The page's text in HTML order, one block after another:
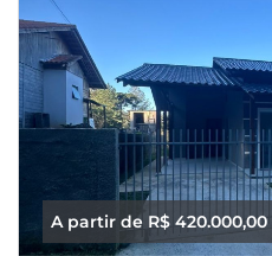
A partir de R$ 420.000,00